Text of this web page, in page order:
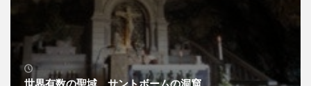
世界有数の聖域 サントボームの洞窟